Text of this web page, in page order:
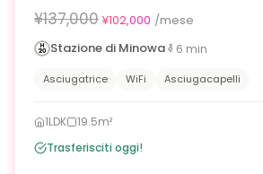
¥137,000 ¥102,000 /mese
Stazione di Minowa
6 min
Asciugatrice WiFi Asciugacapelli
1LDK
19.5m²
Trasferisciti oggi!